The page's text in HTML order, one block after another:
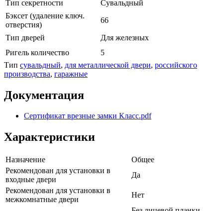
Тип секретности
Сувальдный
Бэксет (удаление ключ.
отверстия)
66
Тип дверей
Для железных
Ригель количество
5
Тип сувальдный, для металлической двери, российского
производства, гаражные
Документация
Сертификат врезные замки Класс.pdf
Характеристики
Назначение
Общее
Рекомендован для установки в
входные двери
Да
Рекомендован для установки в
межкомнатные двери
Нет